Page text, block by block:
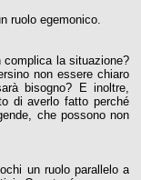
ruolo egemonico.
la situazione?
non essere chiaro
bisogno? E inoltre,
di averlo fatto perché
che possono non
un ruolo parallelo a